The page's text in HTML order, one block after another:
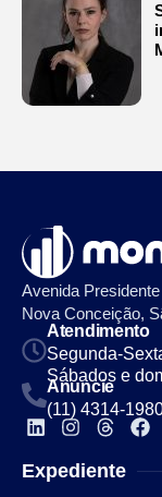
Avenida
Nova Conceição,
Atendimento
Segunda-
Sábados e
Anuncie
(11) 4314-
Expediente